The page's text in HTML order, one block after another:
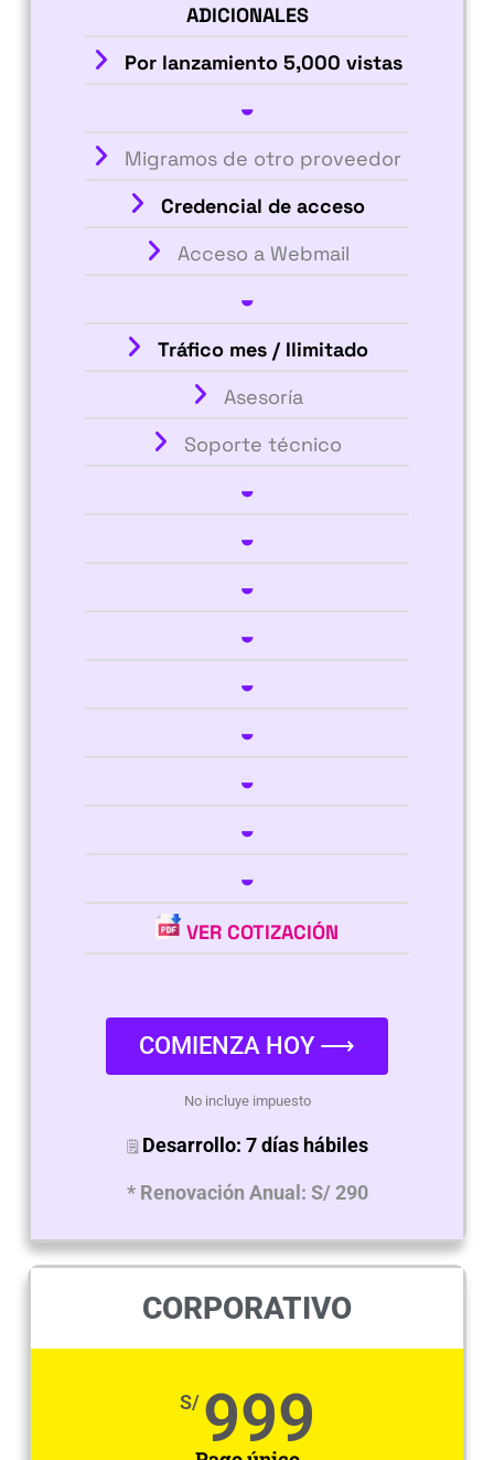
ADICIONALES
Por lanzamiento 5,000 vistas
◒
Migramos de otro proveedor
Credencial de acceso
Acceso a Webmail
◒
Tráfico mes / Ilimitado
Asesoría
Soporte técnico
◒
◒
◒
◒
◒
◒
◒
◒
◒
VER COTIZACIÓN
COMIENZA HOY ⟶
No incluye impuesto
🗒 Desarrollo: 7 días hábiles
* Renovación Anual: S/ 290
CORPORATIVO
S/ 999